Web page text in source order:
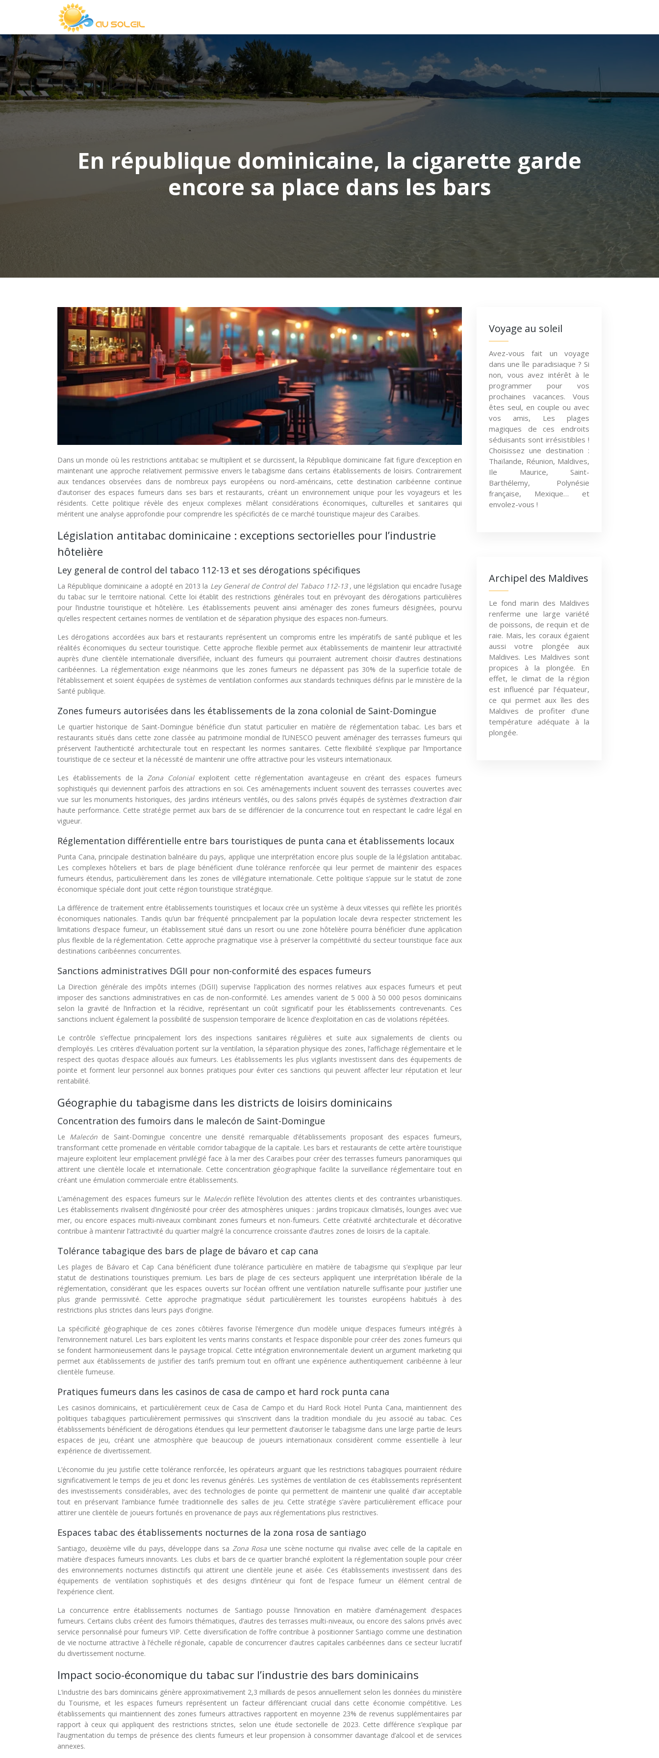
En république dominicaine, la cigarette garde
encore sa place dans les bars
Dans un monde où les restrictions antitabac se multiplient et se durcissent, la République dominicaine fait figure d’exception en
maintenant une approche relativement permissive envers le tabagisme dans certains établissements de loisirs. Contrairement
aux tendances observées dans de nombreux pays européens ou nord-américains, cette destination caribéenne continue
d’autoriser des espaces fumeurs dans ses bars et restaurants, créant un environnement unique pour les voyageurs et les
résidents. Cette politique révèle des enjeux complexes mêlant considérations économiques, culturelles et sanitaires qui
méritent une analyse approfondie pour comprendre les spécificités de ce marché touristique majeur des Caraïbes.
Législation antitabac dominicaine : exceptions sectorielles pour l’industrie
hôtelière
Ley general de control del tabaco 112-13 et ses dérogations spécifiques
La République dominicaine a adopté en 2013 la Ley General de Control del Tabaco 112-13 , une législation qui encadre l’usage
du tabac sur le territoire national. Cette loi établit des restrictions générales tout en prévoyant des dérogations particulières
pour l’industrie touristique et hôtelière. Les établissements peuvent ainsi aménager des zones fumeurs désignées, pourvu
qu’elles respectent certaines normes de ventilation et de séparation physique des espaces non-fumeurs.
Les dérogations accordées aux bars et restaurants représentent un compromis entre les impératifs de santé publique et les
réalités économiques du secteur touristique. Cette approche flexible permet aux établissements de maintenir leur attractivité
auprès d’une clientèle internationale diversifiée, incluant des fumeurs qui pourraient autrement choisir d’autres destinations
caribéennes. La réglementation exige néanmoins que les zones fumeurs ne dépassent pas 30% de la superficie totale de
l’établissement et soient équipées de systèmes de ventilation conformes aux standards techniques définis par le ministère de la
Santé publique.
Zones fumeurs autorisées dans les établissements de la zona colonial de Saint-Domingue
Le quartier historique de Saint-Domingue bénéficie d’un statut particulier en matière de réglementation tabac. Les bars et
restaurants situés dans cette zone classée au patrimoine mondial de l’UNESCO peuvent aménager des terrasses fumeurs qui
préservent l’authenticité architecturale tout en respectant les normes sanitaires. Cette flexibilité s’explique par l’importance
touristique de ce secteur et la nécessité de maintenir une offre attractive pour les visiteurs internationaux.
Les établissements de laZona Colonial exploitent cette réglementation avantageuse en créant des espaces fumeurs
sophistiqués qui deviennent parfois des attractions en soi. Ces aménagements incluent souvent des terrasses couvertes avec
vue sur les monuments historiques, des jardins intérieurs ventilés, ou des salons privés équipés de systèmes d’extraction d’air
haute performance. Cette stratégie permet aux bars de se différencier de la concurrence tout en respectant le cadre légal en
vigueur.
Réglementation différentielle entre bars touristiques de punta cana et établissements locaux
Punta Cana, principale destination balnéaire du pays, applique une interprétation encore plus souple de la législation antitabac.
Les complexes hôteliers et bars de plage bénéficient d’une tolérance renforcée qui leur permet de maintenir des espaces
fumeurs étendus, particulièrement dans les zones de villégiature internationale. Cette politique s’appuie sur le statut de zone
économique spéciale dont jouit cette région touristique stratégique.
La différence de traitement entre établissements touristiques et locaux crée un système à deux vitesses qui reflète les priorités
économiques nationales. Tandis qu’un bar fréquenté principalement par la population locale devra respecter strictement les
limitations d’espace fumeur, un établissement situé dans un resort ou une zone hôtelière pourra bénéficier d’une application
plus flexible de la réglementation. Cette approche pragmatique vise à préserver la compétitivité du secteur touristique face aux
destinations caribéennes concurrentes.
Sanctions administratives DGII pour non-conformité des espaces fumeurs
La Direction générale des impôts internes (DGII) supervise l’application des normes relatives aux espaces fumeurs et peut
imposer des sanctions administratives en cas de non-conformité. Les amendes varient de 5 000 à 50 000 pesos dominicains
selon la gravité de l’infraction et la récidive, représentant un coût significatif pour les établissements contrevenants. Ces
sanctions incluent également la possibilité de suspension temporaire de licence d’exploitation en cas de violations répétées.
Le contrôle s’effectue principalement lors des inspections sanitaires régulières et suite aux signalements de clients ou
d’employés. Les critères d’évaluation portent sur la ventilation, la séparation physique des zones, l’affichage réglementaire et le
respect des quotas d’espace alloués aux fumeurs. Les établissements les plus vigilants investissent dans des équipements de
pointe et forment leur personnel aux bonnes pratiques pour éviter ces sanctions qui peuvent affecter leur réputation et leur
rentabilité.
Géographie du tabagisme dans les districts de loisirs dominicains
Concentration des fumoirs dans le malecón de Saint-Domingue
Le Malecón de Saint-Domingue concentre une densité remarquable d’établissements proposant des espaces fumeurs,
transformant cette promenade en véritable corridor tabagique de la capitale. Les bars et restaurants de cette artère touristique
majeure exploitent leur emplacement privilégié face à la mer des Caraïbes pour créer des terrasses fumeurs panoramiques qui
attirent une clientèle locale et internationale. Cette concentration géographique facilite la surveillance réglementaire tout en
créant une émulation commerciale entre établissements.
L’aménagement des espaces fumeurs sur le Malecón reflète l’évolution des attentes clients et des contraintes urbanistiques.
Les établissements rivalisent d’ingéniosité pour créer des atmosphères uniques : jardins tropicaux climatisés, lounges avec vue
mer, ou encore espaces multi-niveaux combinant zones fumeurs et non-fumeurs. Cette créativité architecturale et décorative
contribue à maintenir l’attractivité du quartier malgré la concurrence croissante d’autres zones de loisirs de la capitale.
Tolérance tabagique des bars de plage de bávaro et cap cana
Les plages de Bávaro et Cap Cana bénéficient d’une tolérance particulière en matière de tabagisme qui s’explique par leur
statut de destinations touristiques premium. Les bars de plage de ces secteurs appliquent une interprétation libérale de la
réglementation, considérant que les espaces ouverts sur l’océan offrent une ventilation naturelle suffisante pour justifier une
plus grande permissivité. Cette approche pragmatique séduit particulièrement les touristes européens habitués à des
restrictions plus strictes dans leurs pays d’origine.
La spécificité géographique de ces zones côtières favorise l’émergence d’un modèle unique d’espaces fumeurs intégrés à
l’environnement naturel. Les bars exploitent les vents marins constants et l’espace disponible pour créer des zones fumeurs qui
se fondent harmonieusement dans le paysage tropical. Cette intégration environnementale devient un argument marketing qui
permet aux établissements de justifier des tarifs premium tout en offrant une expérience authentiquement caribéenne à leur
clientèle fumeuse.
Pratiques fumeurs dans les casinos de casa de campo et hard rock punta cana
Les casinos dominicains, et particulièrement ceux de Casa de Campo et du Hard Rock Hotel Punta Cana, maintiennent des
politiques tabagiques particulièrement permissives qui s’inscrivent dans la tradition mondiale du jeu associé au tabac. Ces
établissements bénéficient de dérogations étendues qui leur permettent d’autoriser le tabagisme dans une large partie de leurs
espaces de jeu, créant une atmosphère que beaucoup de joueurs internationaux considèrent comme essentielle à leur
expérience de divertissement.
L’économie du jeu justifie cette tolérance renforcée, les opérateurs arguant que les restrictions tabagiques pourraient réduire
significativement le temps de jeu et donc les revenus générés. Les systèmes de ventilation de ces établissements représentent
des investissements considérables, avec des technologies de pointe qui permettent de maintenir une qualité d’air acceptable
tout en préservant l’ambiance fumée traditionnelle des salles de jeu. Cette stratégie s’avère particulièrement efficace pour
attirer une clientèle de joueurs fortunés en provenance de pays aux réglementations plus restrictives.
Espaces tabac des établissements nocturnes de la zona rosa de santiago
Santiago, deuxième ville du pays, développe dans sa Zona Rosaune scène nocturne qui rivalise avec celle de la capitale en
matière d’espaces fumeurs innovants. Les clubs et bars de ce quartier branché exploitent la réglementation souple pour créer
des environnements nocturnes distinctifs qui attirent une clientèle jeune et aisée. Ces établissements investissent dans des
équipements de ventilation sophistiqués et des designs d’intérieur qui font de l’espace fumeur un élément central de
l’expérience client.
La concurrence entre établissements nocturnes de Santiago pousse l’innovation en matière d’aménagement d’espaces
fumeurs. Certains clubs créent des fumoirs thématiques, d’autres des terrasses multi-niveaux, ou encore des salons privés avec
service personnalisé pour fumeurs VIP. Cette diversification de l’offre contribue à positionner Santiago comme une destination
de vie nocturne attractive à l’échelle régionale, capable de concurrencer d’autres capitales caribéennes dans ce secteur lucratif
du divertissement nocturne.
Impact socio-économique du tabac sur l’industrie des bars dominicains
L’industrie des bars dominicains génère approximativement 2,3 milliards de pesos annuellement selon les données du ministère
du Tourisme, et les espaces fumeurs représentent un facteur différenciant crucial dans cette économie compétitive. Les
établissements qui maintiennent des zones fumeurs attractives rapportent en moyenne 23% de revenus supplémentaires par
rapport à ceux qui appliquent des restrictions strictes, selon une étude sectorielle de 2023. Cette différence s’explique par
l’augmentation du temps de présence des clients fumeurs et leur propension à consommer davantage d’alcool et de services
annexes.
Voyage au soleil
Avez-vous fait un voyage
dans une île paradisiaque ? Si
non, vous avez intérêt à le
programmer pour vos
prochaines vacances. Vous
êtes seul, en couple ou avec
vos amis, Les plages
magiques de ces endroits
séduisants sont irrésistibles !
Choisissez une destination :
Thaïlande, Réunion, Maldives,
Ile Maurice, Saint-
Barthélemy, Polynésie
française, Mexique… et
envolez-vous !
Archipel des Maldives
Le fond marin des Maldives
renferme une large variété
de poissons, de requin et de
raie. Mais, les coraux égaient
aussi votre plongée aux
Maldives. Les Maldives sont
propices à la plongée. En
effet, le climat de la région
est influencé par l’équateur,
ce qui permet aux îles des
Maldives de profiter d’une
température adéquate à la
plongée.